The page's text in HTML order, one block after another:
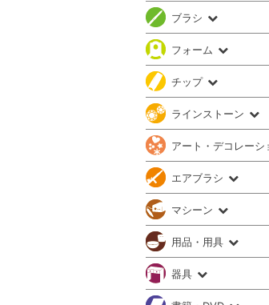
ブラシ
フォーム
チップ
ラインストーン
アート・デコレーシ
エアブラシ
マシーン
用品・用具
器具